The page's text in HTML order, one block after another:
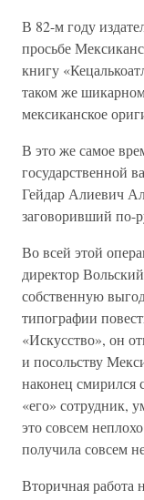
В 82-м году
просьбе
книгу
таком же
мексиканское
В это же самое
Гейдар Алиевич
заговоривший по-
Во всей этой
директор
собственную
типографии
«Искусство», он
и посольству
наконец смирился
«его» сотрудник,
это совсем
получила совсем
Вторичная работа